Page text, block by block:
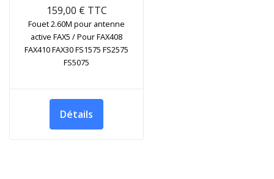
159,00 € TTC
Fouet 2.60M pour antenne
active FAX5 / Pour FAX408
FAX410 FAX30 FS1575 FS2575
FS5075
Détails